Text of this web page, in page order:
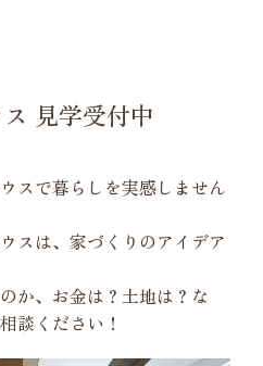
見学受付中
スで暮らしを実感しません
スは、家づくりのアイデア
か、お金は？土地は？な
談ください！